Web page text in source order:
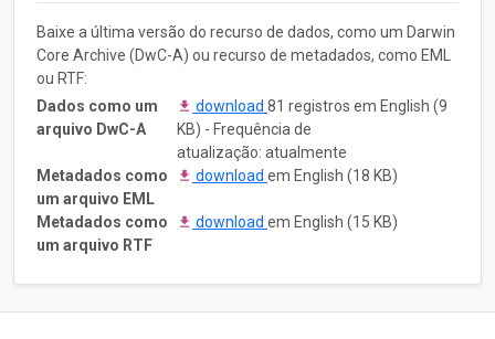
Baixe a última versão do recurso de dados, como um Darwin
Core Archive (DwC-A) ou recurso de metadados, como EML
ou RTF:
Dados como um
arquivo DwC-A
download 81 registros em English (9
KB) - Frequência de
atualização: atualmente
Metadados como
um arquivo EML
download em English (18 KB)
Metadados como
um arquivo RTF
download em English (15 KB)